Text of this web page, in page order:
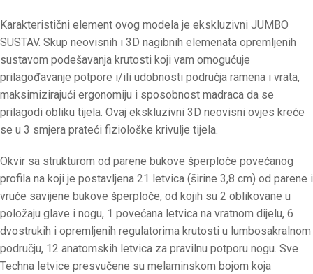
Karakteristični element ovog modela je ekskluzivni JUMBO
SUSTAV. Skup neovisnih i 3D nagibnih elemenata opremljenih
sustavom podešavanja krutosti koji vam omogućuje
prilagođavanje potpore i/ili udobnosti područja ramena i vrata,
maksimizirajući ergonomiju i sposobnost madraca da se
prilagodi obliku tijela. Ovaj ekskluzivni 3D neovisni ovjes kreće
se u 3 smjera prateći fiziološke krivulje tijela.
Okvir sa strukturom od parene bukove šperploče povećanog
profila na koji je postavljena 21 letvica (širine 3,8 cm) od parene i
vruće savijene bukove šperploče, od kojih su 2 oblikovane u
položaju glave i nogu, 1 povećana letvica na vratnom dijelu, 6
dvostrukih i opremljenih regulatorima krutosti u lumbosakralnom
području, 12 anatomskih letvica za pravilnu potporu nogu. Sve
Techna letvice presvučene su melaminskom bojom koja